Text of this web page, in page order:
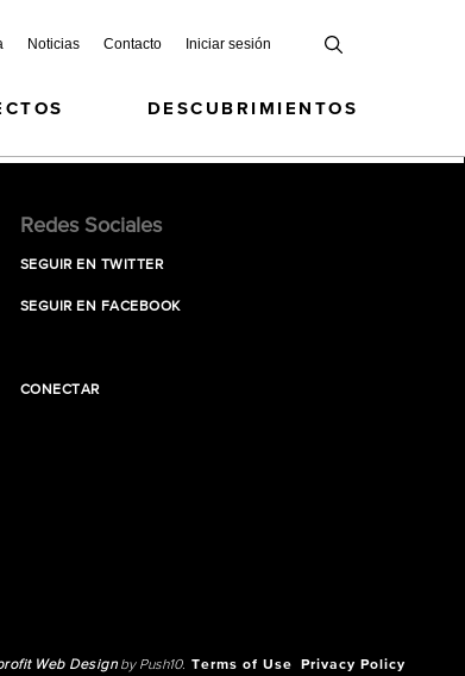
Noticias Contacto Iniciar sesión
DESCUBRIMIENTOS
Redes Sociales
SEGUIR EN TWITTER
SEGUIR EN FACEBOOK
CONECTAR
Web Designby Push10. Terms of Use Privacy Policy